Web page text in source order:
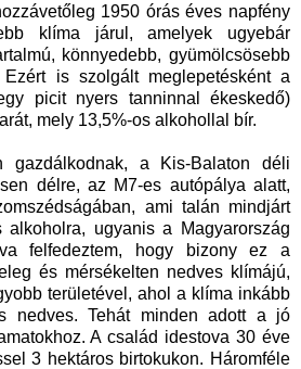
1950 órás éves napfény
klíma járul, amelyek ugyebár
könnyedebb, gyümölcsösebb
Ezért is szolgált meglepetésként a
picit nyers tanninnal ékeskedő)
mely 13,5%-os alkohollal bír.
gazdálkodnak, a Kis-Balaton déli
délre, az M7-es autópálya alatt,
ami talán mindjárt
ugyanis a Magyarország
felfedeztem, hogy bizony ez a
és mérsékelten nedves klímájú,
területével, ahol a klíma inkább
nedves. Tehát minden adott a jó
A család idestova 30 éve
3 hektáros birtokukon. Háromféle